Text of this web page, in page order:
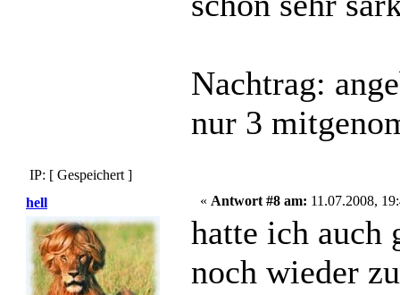
Nachtrag:
nur 3
IP: [ Gespeichert ]
hell
« Antwort #8 am: 11.07.2008,
hatte ich auch
noch wieder